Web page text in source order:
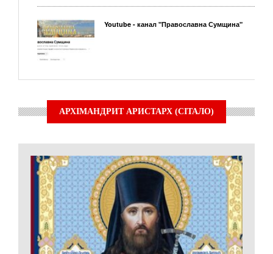
Youtube - канал "Православна Сумщина"
АРХІМАНДРИТ АРИСТАРХ (СІТАЛО)